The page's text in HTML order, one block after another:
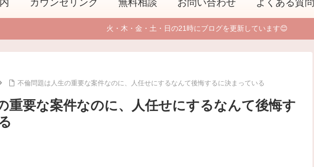
カウンセリング 無料相談 お問い合わせ よくある質問
火・木・金・土・日の21時にブログを更新しています😊
不倫問題は人生の重要な案件なのに、人任せにするなんて後悔するに決まっている
重要な案件なのに、人任せにするなんて後悔す